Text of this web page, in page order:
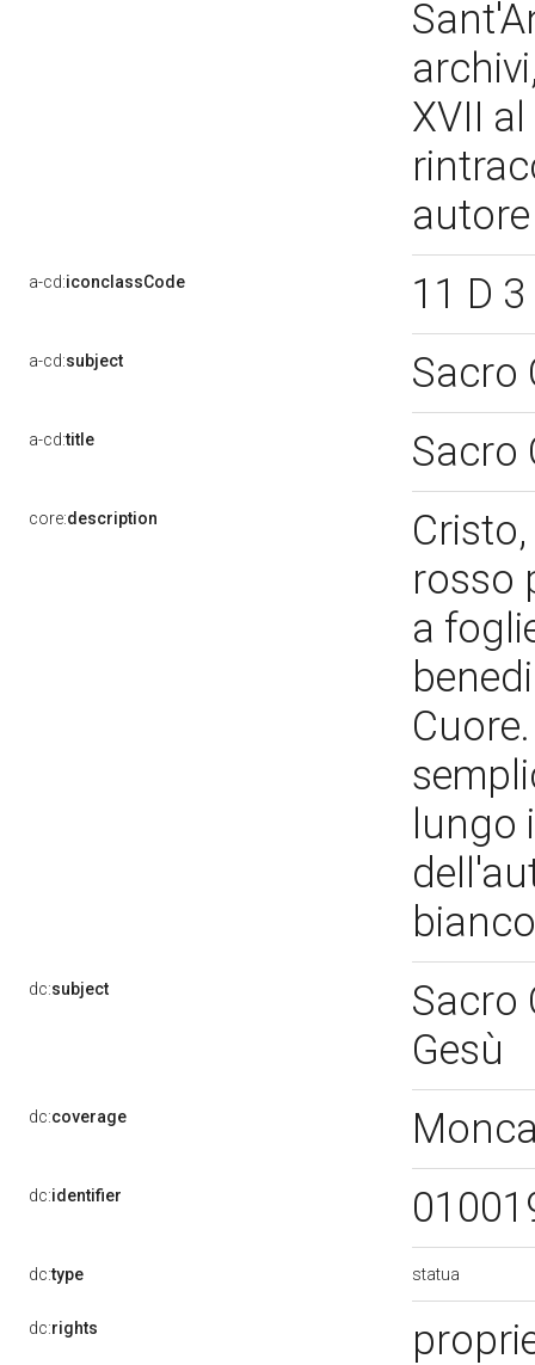
XVII
a-cd:iconclassCode 11 D
a-cd:subject Sacro
a-cd:title Sacro
core:description
rosso
a
lungo
dc:subject
Sacro
Gesù
dc:coverage
dc:identifier
dc:type statua
dc:rights